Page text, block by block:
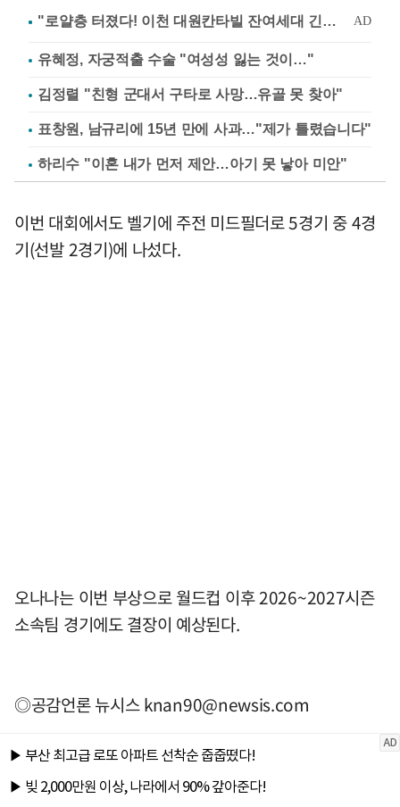
유혜정, 자궁적출 수술 "여성성 잃는 것이…"
김정렬 "친형 군대서 구타로 사망…유골 못 찾아"
표창원, 남규리에 15년 만에 사과…"제가 틀렸습니다"
하리수 "이혼 내가 먼저 제안…아기 못 낳아 미안"
이번 대회에서도 벨기에 주전 미드필더로 5경기 중 4경
기(선발 2경기)에 나섰다.
오나나는 이번 부상으로 월드컵 이후 2026~2027시즌
소속팀 경기에도 결장이 예상된다.
◎공감언론 뉴시스knan90@newsis.com